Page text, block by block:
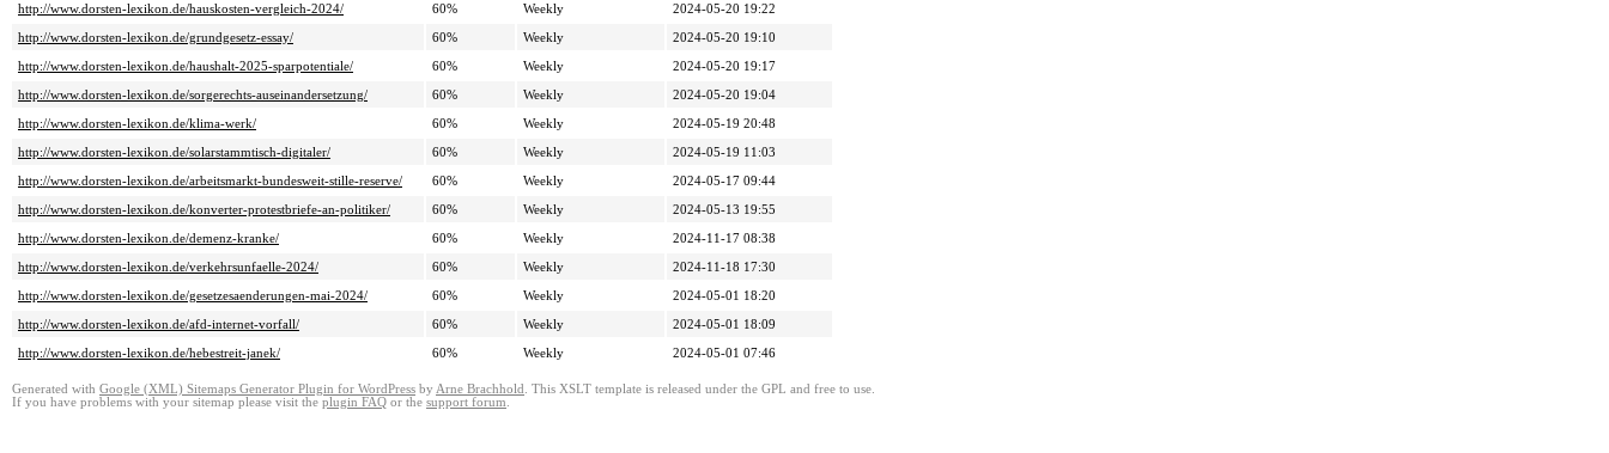
http://www.dorsten-lexikon.de/hauskosten-vergleich-2024/
60% Weekly
2024-05-20 19:22
http://www.dorsten-lexikon.de/grundgesetz-essay/
60% Weekly
2024-05-20 19:10
http://www.dorsten-lexikon.de/haushalt-2025-sparpotentiale/
60% Weekly
2024-05-20 19:17
http://www.dorsten-lexikon.de/sorgerechts-auseinandersetzung/
60% Weekly
2024-05-20 19:04
http://www.dorsten-lexikon.de/klima-werk/
60% Weekly
2024-05-19 20:48
http://www.dorsten-lexikon.de/solarstammtisch-digitaler/
60% Weekly
2024-05-19 11:03
http://www.dorsten-lexikon.de/arbeitsmarkt-bundesweit-stille-reserve/
60% Weekly
2024-05-17 09:44
http://www.dorsten-lexikon.de/konverter-protestbriefe-an-politiker/
60% Weekly
2024-05-13 19:55
http://www.dorsten-lexikon.de/demenz-kranke/
60% Weekly
2024-11-17 08:38
http://www.dorsten-lexikon.de/verkehrsunfaelle-2024/
60% Weekly
2024-11-18 17:30
http://www.dorsten-lexikon.de/gesetzesaenderungen-mai-2024/
60% Weekly
2024-05-01 18:20
http://www.dorsten-lexikon.de/afd-internet-vorfall/
60% Weekly
2024-05-01 18:09
http://www.dorsten-lexikon.de/hebestreit-janek/
60% Weekly 2024-05-01 07:46
Generated with Google (XML) Sitemaps Generator Plugin for WordPress by Arne Brachhold . This XSLT template is released under the GPL and free to use.
If you have problems with your sitemap please visit the plugin FAQ or the support forum.